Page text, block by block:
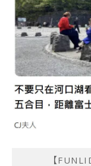
【